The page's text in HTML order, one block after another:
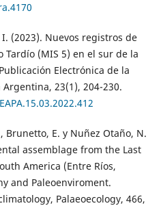
I. (2023). Nuevos registros de
Tardío (MIS 5) en el sur de la
Electrónica de la
23(1), 204-230.
Brunetto, E. y Nuñez Otaño, N.
assemblage from the Last
America (Entre Ríos,
and Paleoenviroment.
Palaeoecology, 466,